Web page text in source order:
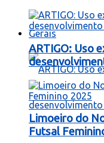
Gerais
ARTIGO: Uso
Limoeiro do
Futsal